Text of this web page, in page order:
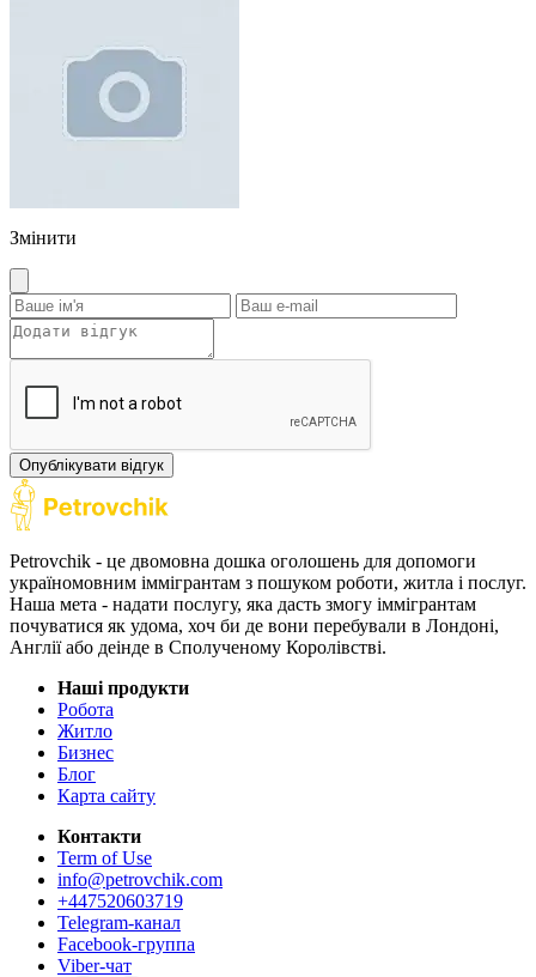
Змінити
Опублікувати відгук
Petrovchik - це двомовна дошка оголошень для допомоги
україномовним іммігрантам з пошуком роботи, житла і послуг.
Наша мета - надати послугу, яка дасть змогу іммігрантам
почуватися як удома, хоч би де вони перебували в Лондоні,
Англії або деінде в Сполученому Королівстві.
Наші продукти
Робота
Житло
Бизнес
Блог
Карта сайту
Контакти
Term of Use
info@petrovchik.com
+447520603719
Telegram-канал
Facebook-группа
Viber-чат